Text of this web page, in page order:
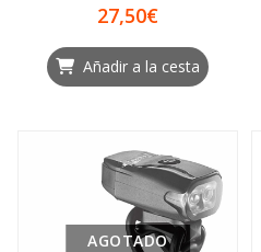
27,50€
Añadir a la cesta
AGOTADO